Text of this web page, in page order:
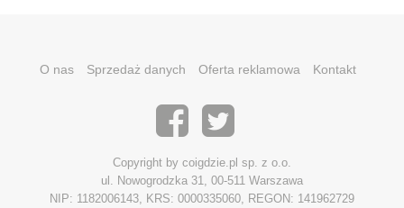
O nas Sprzedaż danych Oferta reklamowa Kontakt
Copyright by coigdzie.pl sp. z o.o.
ul. Nowogrodzka 31, 00-511 Warszawa
NIP: 1182006143, KRS: 0000335060, REGON: 141962729